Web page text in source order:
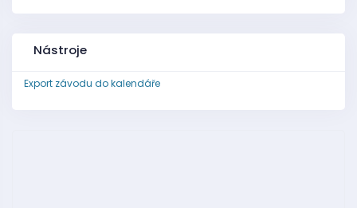
Nástroje
Export závodu do kalendáře